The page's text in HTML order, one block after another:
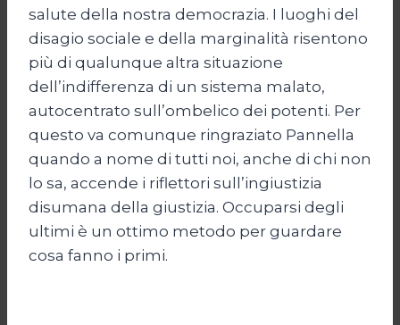
salute della nostra democrazia. I luoghi del
disagio sociale e della marginalità risentono
più di qualunque altra situazione
dell’indifferenza di un sistema malato,
autocentrato sull’ombelico dei potenti. Per
questo va comunque ringraziato Pannella
quando a nome di tutti noi, anche di chi non
lo sa, accende i riflettori sull’ingiustizia
disumana della giustizia. Occuparsi degli
ultimi è un ottimo metodo per guardare
cosa fanno i primi.